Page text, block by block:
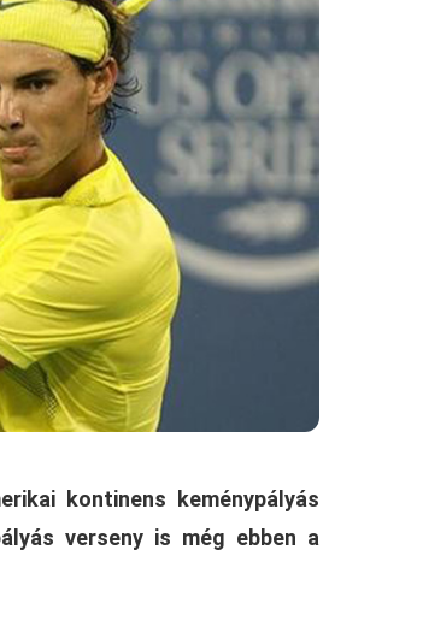
kontinens keménypályás
verseny is még ebben a